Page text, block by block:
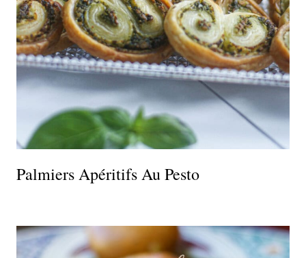
Palmiers Apéritifs Au Pesto